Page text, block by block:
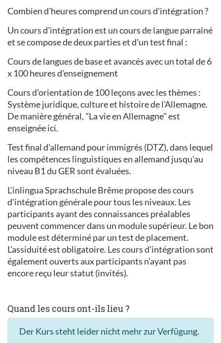
Combien d'heures comprend un cours d'intégration ?
Un cours d'intégration est un cours de langue parrainé
et se compose de deux parties et d'un test final :
Cours de langues de base et avancés avec un total de 6
x 100 heures d'enseignement
Cours d'orientation de 100 leçons avec les thèmes :
Système juridique, culture et histoire de l'Allemagne.
De manière général, "La vie en Allemagne" est
enseignée ici.
Test final d'allemand pour immigrés (DTZ), dans lequel
les compétences linguistiques en allemand jusqu'au
niveau B1 du GER sont évaluées.
L'inlingua Sprachschule Brême propose des cours
d'intégration générale pour tous les niveaux. Les
participants ayant des connaissances préalables
peuvent commencer dans un module supérieur. Le bon
module est déterminé par un test de placement.
L'assiduité est obligatoire. Les cours d'intégration sont
également ouverts aux participants n'ayant pas
encore reçu leur statut (invités).
Quand les cours ont-ils lieu ?
Der Kurs steht leider nicht mehr zur Verfügung.